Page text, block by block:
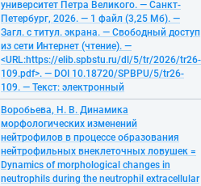
университет Петра Великого. — Санкт-
Петербург, 2026. — 1 файл (3,25 Мб). —
Загл. с титул. экрана. — Свободный доступ
из сети Интернет (чтение). —
<URL:https://elib.spbstu.ru/dl/5/tr/2026/tr26-
109.pdf>. — DOI 10.18720/SPBPU/5/tr26-
109. — Текст: электронный
Воробьева, Н. В. Динамика
морфологических изменений
нейтрофилов в процессе образования
нейтрофильных внеклеточных ловушек =
Dynamics of morphological changes in
neutrophils during the neutrophil extracellular